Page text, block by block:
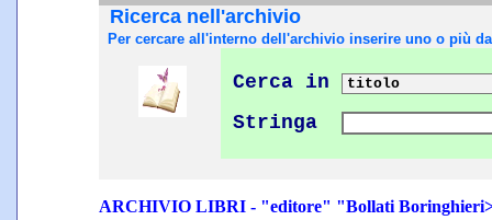
Ricerca nell'archivio
Per cercare all'interno dell'archivio inserire uno o più
Cerca in
Stringa
ARCHIVIO LIBRI - "editore" "Bollati